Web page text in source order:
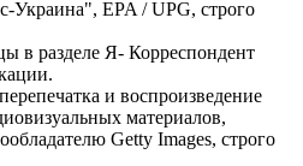
Украина", EPA / UPG, строго
в разделе Я- Корреспондент
и воспроизведение
материалов,
Getty Images, строго